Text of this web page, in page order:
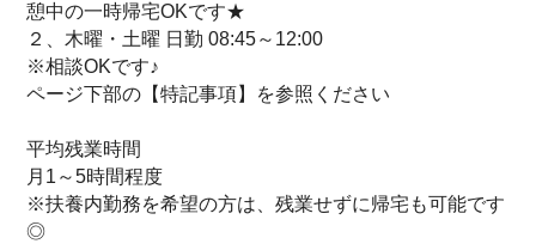
憩中の一時帰宅OKです★
２、木曜・土曜 日勤 08:45～12:00
※相談OKです♪
ページ下部の【特記事項】を参照ください
平均残業時間
月1～5時間程度
※扶養内勤務を希望の方は、残業せずに帰宅も可能です
◎